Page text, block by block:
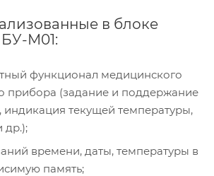
в блоке
М01:
функционал медицинского
прибора (задание и поддержание
индикация текущей температуры,
др.);
времени, даты, температуры в
память;